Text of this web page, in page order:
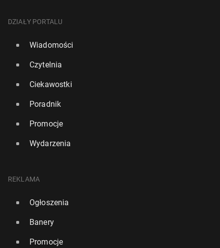
DZIAŁY PORTALU
Wiadomości
Czytelnia
Ciekawostki
Poradnik
Promocje
Wydarzenia
REKLAMA
Ogłoszenia
Banery
Promocje